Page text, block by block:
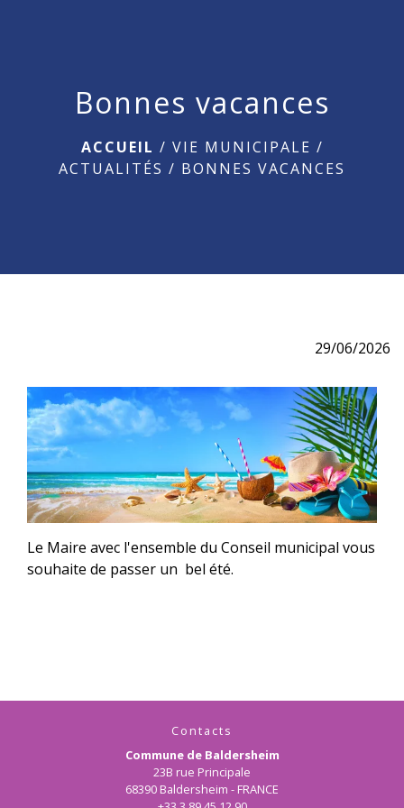
Bonnes vacances
ACCUEIL / VIE MUNICIPALE /
ACTUALITÉS / BONNES VACANCES
29/06/2026
Le Maire avec l'ensemble du Conseil municipal vous
souhaite de passer un bel été.
Contacts
Commune de Baldersheim
23B rue Principale
68390 Baldersheim - FRANCE